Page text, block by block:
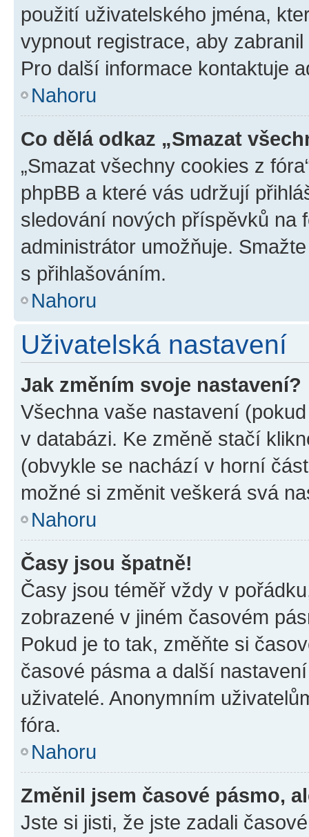
použití uživatelského jména,
vypnout registrace, aby
Pro další informace kontaktuje
Nahoru
Co dělá odkaz „Smazat
„Smazat všechny cookies z
phpBB a které vás udržují
sledování nových příspěvků na
administrátor umožňuje.
s přihlašováním.
Nahoru
Uživatelská nastavení
Jak změním svoje nastavení?
Všechna vaše nastavení
v databázi. Ke změně stačí
(obvykle se nachází v horní
možné si změnit veškerá svá
Nahoru
Časy jsou špatně!
Časy jsou téměř vždy v
zobrazené v jiném časovém
Pokud je to tak, změňte si
časové pásma a další
uživatelé. Anonymním
fóra.
Nahoru
Změnil jsem časové pásmo,
Jste si jisti, že jste zadali